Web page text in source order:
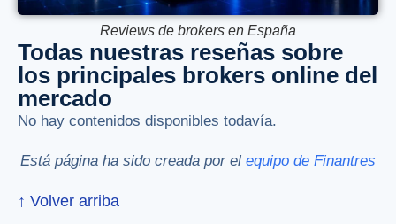
Reviews de brokers en España
Todas nuestras reseñas sobre
los principales brokers online del
mercado
No hay contenidos disponibles todavía.
Está página ha sido creada por el equipo de Finantres
↑ Volver arriba